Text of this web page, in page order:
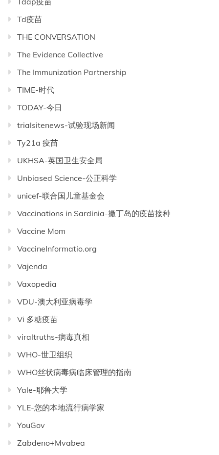
Td疫苗
THE CONVERSATION
The Evidence Collective
The Immunization Partnership
TIME-时代
TODAY-今日
trialsitenews-试验现场新闻
Ty21a 疫苗
UKHSA-英国卫生安全局
Unbiased Science-公正科学
unicef-联合国儿童基金会
Vaccinations in Sardinia-撒丁岛的疫苗接种
Vaccine Mom
VaccineInformatio.org
Vajenda
Vaxopedia
VDU-澳大利亚病毒学
Vi 多糖疫苗
viraltruths-病毒真相
WHO-世卫组织
WHO丝状病毒病临床管理的指南
Yale-耶鲁大学
YLE-您的本地流行病学家
YouGov
Zabdeno+Mvabea